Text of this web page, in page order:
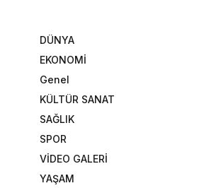
DÜNYA
EKONOMİ
Genel
KÜLTÜR SANAT
SAĞLIK
SPOR
VİDEO GALERİ
YAŞAM